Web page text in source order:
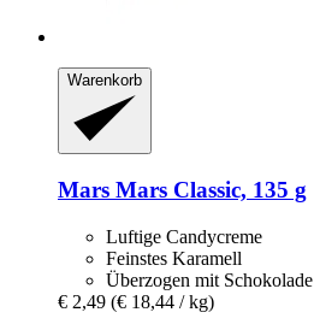
Warenkorb
Mars Mars Classic, 135 g
Luftige Candycreme
Feinstes Karamell
Überzogen mit Schokolade
€ 2,49 (€ 18,44 / kg)